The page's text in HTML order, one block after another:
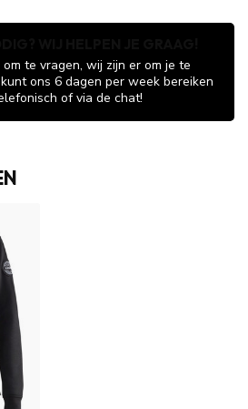
te vragen, wij zijn er om je te
ons 6 dagen per week bereiken
of via de chat!